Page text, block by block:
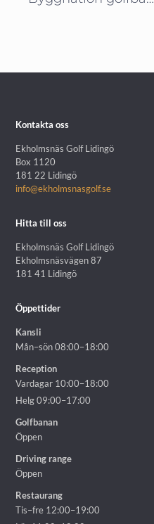
Kontakta oss
Ekholmsnäs Golf Lidingö
Box 1120
181 22 Lidingö
info@ekholmsnasgolf.se
Hitta till oss
Ekholmsnäs Golf Lidingö
Ekholmsnäsvägen 87
181 41 Lidingö
Öppettider
Kansli
Mån–sön 08:00–18:00
Reception
Vardagar 10:00–18:00
Helg 09:00–17:00
Golfbanan
Öppen
Driving range
Öppen
Restaurang
Tis–fre 12:00–19:00